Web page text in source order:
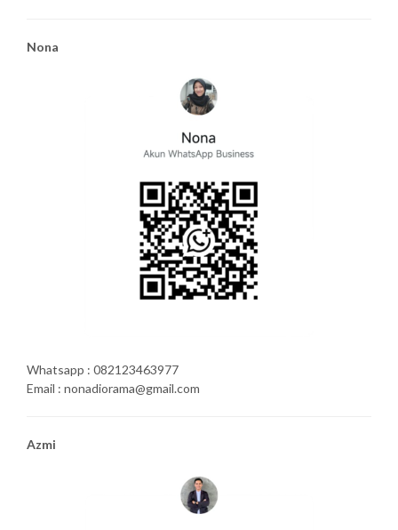
Nona
Whatsapp : 082123463977
Email : nonadiorama@gmail.com
Azmi